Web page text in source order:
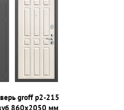
groff p2-215
860х2050 мм